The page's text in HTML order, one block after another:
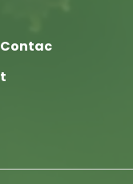
Contac
t